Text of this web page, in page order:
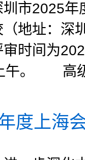
2025年
（地址：
时间为
午。 高
度上海